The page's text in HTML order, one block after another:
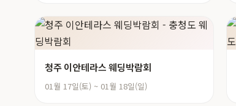
청주 이안테라스 웨딩박람회
01월 17일(토) ~ 01월 18일(일)